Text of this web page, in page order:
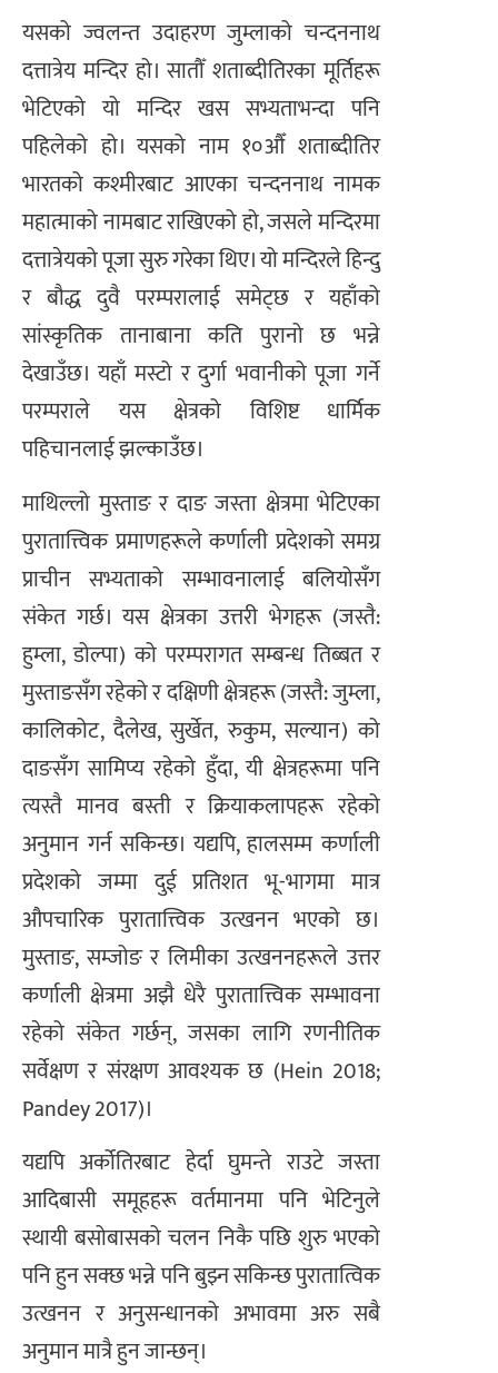
यसको ज्वलन्त उदाहरण जुम्लाको चन्दननाथ
दत्तात्रेय मन्दिर हो। सातौँ शताब्दीतिरका मूर्तिहरू
भेटिएको यो मन्दिर खस सभ्यताभन्दा पनि
पहिलेको हो। यसको नाम १०औँ शताब्दीतिर
भारतको कश्मीरबाट आएका चन्दननाथ नामक
महात्माको नामबाट राखिएको हो, जसले मन्दिरमा
दत्तात्रेयको पूजा सुरु गरेका थिए। यो मन्दिरले हिन्दु
र बौद्ध दुवै परम्परालाई समेट्छ र यहाँको
सांस्कृतिक तानाबाना कति पुरानो छ भन्ने
देखाउँछ। यहाँ मस्टो र दुर्गा भवानीको पूजा गर्ने
परम्पराले यस क्षेत्रको विशिष्ट धार्मिक
पहिचानलाई झल्काउँछ।
माथिल्लो मुस्ताङ र दाङ जस्ता क्षेत्रमा भेटिएका
पुरातात्त्विक प्रमाणहरूले कर्णाली प्रदेशको समग्र
प्राचीन सभ्यताको सम्भावनालाई बलियोसँग
संकेत गर्छ। यस क्षेत्रका उत्तरी भेगहरू (जस्तै:
हुम्ला, डोल्पा) को परम्परागत सम्बन्ध तिब्बत र
मुस्ताङसँग रहेको र दक्षिणी क्षेत्रहरू (जस्तै: जुम्ला,
कालिकोट, दैलेख, सुर्खेत, रुकुम, सल्यान) को
दाङसँग सामिप्य रहेको हुँदा, यी क्षेत्रहरूमा पनि
त्यस्तै मानव बस्ती र क्रियाकलापहरू रहेको
अनुमान गर्न सकिन्छ। यद्यपि, हालसम्म कर्णाली
प्रदेशको जम्मा दुई प्रतिशत भू-भागमा मात्र
औपचारिक पुरातात्त्विक उत्खनन भएको छ।
मुस्ताङ, सम्जोङ र लिमीका उत्खननहरूले उत्तर
कर्णाली क्षेत्रमा अझै धेरै पुरातात्त्विक सम्भावना
रहेको संकेत गर्छन्, जसका लागि रणनीतिक
सर्वेक्षण र संरक्षण आवश्यक छ (Hein 2018;
Pandey 2017)।
यद्यपि अर्कोतिरबाट हेर्दा घुमन्ते राउटे जस्ता
आदिबासी समूहहरू वर्तमानमा पनि भेटिनुले
स्थायी बसोबासको चलन निकै पछि शुरु भएको
पनि हुन सक्छ भन्ने पनि बुझ्न सकिन्छ पुरातात्विक
उत्खनन र अनुसन्धानको अभावमा अरु सबै
अनुमान मात्रै हुन जान्छन्।